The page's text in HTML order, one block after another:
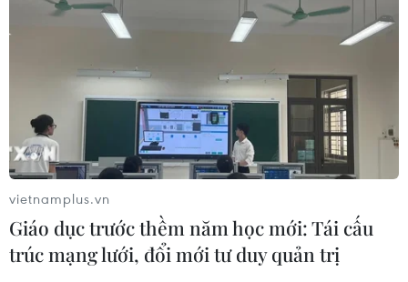
08/08/2026 06:43
Dữ liệu việc làm Mỹ mở thêm dư địa
cho giá vàng trong tuần qua
08/08/2026 04:29
Thương mại Việt Nam-Australia
hướng tới những động lực tăng
trưởng mới
vietnamplus.vn
Giáo dục trước thềm năm học mới: Tái cấu
trúc mạng lưới, đổi mới tư duy quản trị